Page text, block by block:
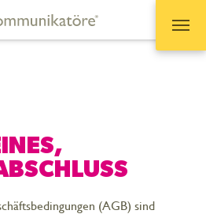
(AGB) sind